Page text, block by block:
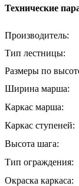
Технические
Производитель:
Тип лестницы:
Размеры по
Ширина марша:
Каркас марша:
Каркас ступеней:
Высота шага:
Тип ограждения:
Окраска каркаса: